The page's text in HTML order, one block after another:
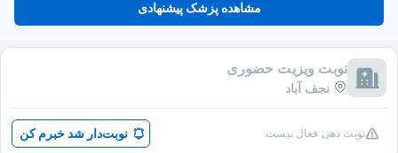
مشاهده پزشک پیشنهادی
نوبت ویزیت حضوری
نجف آباد
نوبت دهی فعال نیست. نوبت‌دار شد خبرم کن